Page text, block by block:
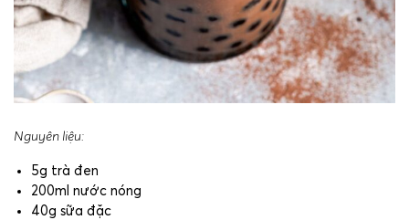
Nguyên liệu:
5g trà đen
200ml nước nóng
40g sữa đặc